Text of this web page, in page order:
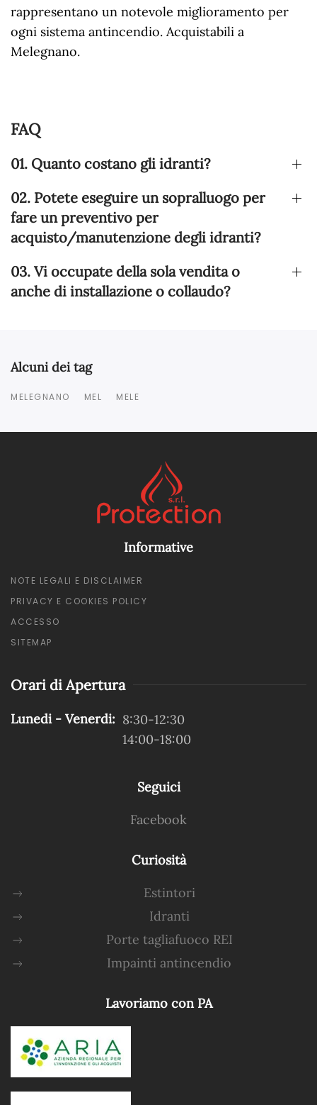
rappresentano un notevole miglioramento per
ogni sistema antincendio. Acquistabili a
Melegnano.
FAQ
01. Quanto costano gli idranti?
02. Potete eseguire un sopralluogo per
fare un preventivo per
acquisto/manutenzione degli idranti?
03. Vi occupate della sola vendita o
anche di installazione o collaudo?
Alcuni dei tag
MELEGNANO MEL MELE
Informative
NOTE LEGALI E DISCLAIMER
PRIVACY E COOKIES POLICY
ACCESSO
SITEMAP
Orari di Apertura
Lunedi - Venerdi: 8:30-12:30
14:00-18:00
Seguici
Facebook
Curiosità
Estintori
Idranti
Porte tagliafuoco REI
Impainti antincendio
Lavoriamo con PA